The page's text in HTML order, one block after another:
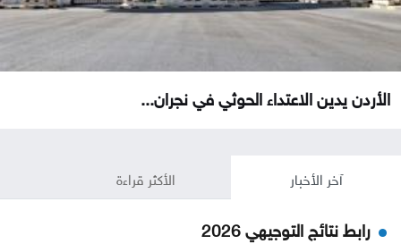
الأردن يدين الاعتداء الحوثي في نجران...
آخر الأخبار الأكثر قراءة
رابط نتائج التوجيهي 2026